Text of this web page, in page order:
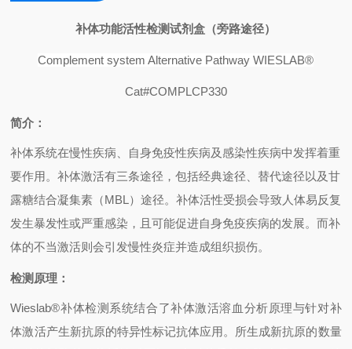
补体功能活性检测试剂盒（旁路途径）
Complement system Alternative Pathway WIESLAB®
Cat#COMPLCP330
简介：
补体系统在慢性疾病、自身免疫性疾病及感染性疾病中发挥着重
要作用。补体激活有三条途径，包括经典途径、替代途径以及甘
露糖结合凝集素（MBL ）途径。补体活性受损会导致人体易反复
发生暴发性或严重感染，且可能促进自身免疫疾病的发展。而补
体的不当激活则会引发慢性炎症并造成组织损伤。
检测原理：
Wieslab®补体检测系统结合了补体激活溶血分析原理与针对补
体激活产生新抗原的特异性标记抗体应用。所生成新抗原的数量